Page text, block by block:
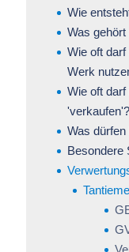
Wie
Was
Wie oft
Werk
Wie oft
'verkaufen'?
Was
Besondere